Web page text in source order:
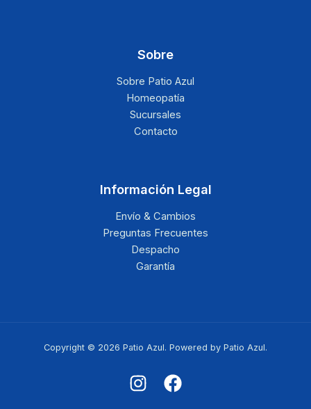
Sobre
Sobre Patio Azul
Homeopatía
Sucursales
Contacto
Información Legal
Envío & Cambios
Preguntas Frecuentes
Despacho
Garantía
Copyright © 2026 Patio Azul. Powered by Patio Azul.